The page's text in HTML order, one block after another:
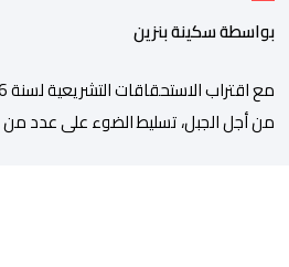
بواسطة سكينة بنزين
من أجل الجبل، تسليط الضوء على عدد من